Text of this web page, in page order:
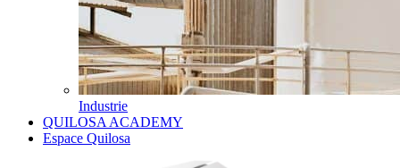
Industrie
QUILOSA ACADEMY
Espace Quilosa